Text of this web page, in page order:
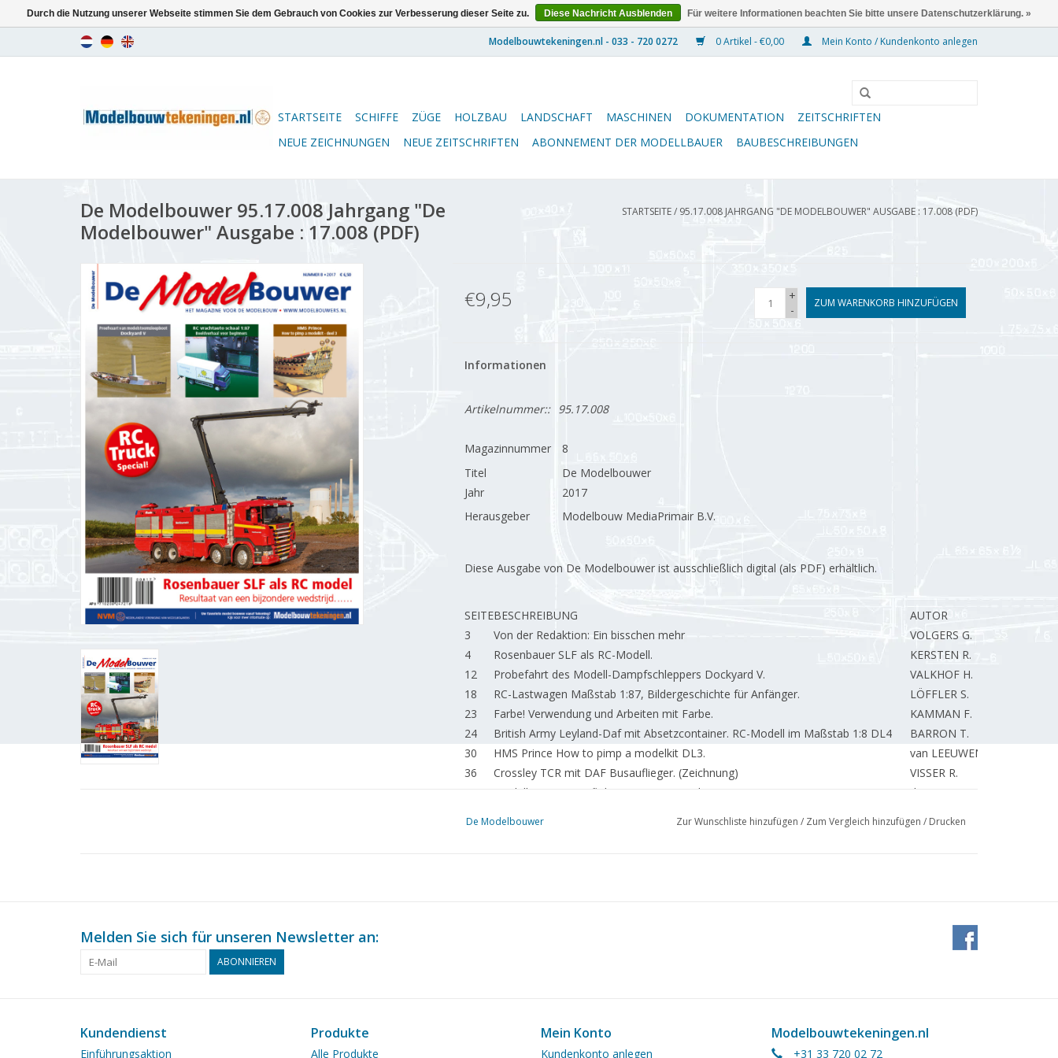
0 Artikel - €0,00 Mein Konto / Kundenkonto anlegen
STARTSEITE SCHIFFE ZÜGE HOLZBAU LANDSCHAFT MASCHINEN DOKUMENTATION
ZEITSCHRIFTEN
NEUE ZEICHNUNGEN
NEUE ZEITSCHRIFTEN ABONNEMENT DER MODELLBAUER BAUBESCHREIBUNGEN
De Modelbouwer 95.17.008 Jahrgang "De
Modelbouwer" Ausgabe : 17.008 (PDF)
STARTSEITE/ 95.17.008 JAHRGANG "DE MODELBOUWER" AUSGABE : 17.008 (PDF)
€9,95
+
-
ZUM WARENKORB HINZUFÜGEN
Informationen
Artikelnummer:: 95.17.008
Magazinnummer
8
Titel
De Modelbouwer
Jahr
2017
Herausgeber
Modelbouw MediaPrimair B.V.
Diese Ausgabe von De Modelbouwer ist ausschließlich digital (als PDF) erhältlich.
SEITEBESCHREIBUNG
AUTOR
3
Von der Redaktion: Ein bisschen mehr
VOLGERS G.
4
Rosenbauer SLF als RC-Modell.
KERSTEN R.
12
Probefahrt des Modell-Dampfschleppers Dockyard V.
VALKHOF H.
18
RC-Lastwagen Maßstab 1:87, Bildergeschichte für Anfänger.
LÖFFLER S.
23
Farbe! Verwendung und Arbeiten mit Farbe.
KAMMAN F.
24
British Army Leyland-Daf mit Absetzcontainer. RC-Modell im Maßstab 1:8 DL4
BARRON T.
30
HMS Prince How to pimp a modelkit DL3.
van LEEUWEN R.
36
Crossley TCR mit DAF Busauflieger. (Zeichnung)
VISSER R.
Modelle von Dampflokomotiven aus Holz.
de WAAL J.
Bau einer 71/4" Dampflokomotive "Württembergische T3" "Everlasting"
KAMMAN F.
PAPENHUIJZEN H.
De Modelbouwer Zur Wunschliste hinzufügen / Zum Vergleich hinzufügen / Drucken
Melden Sie sich für unseren Newsletter an:
ABONNIEREN
Kundendienst
Einführungsaktion
Produkte
Alle Produkte
Mein Konto
Kundenkonto anlegen
Modelbouwtekeningen.nl
+31 33 720 02 72
Durch die Nutzung unserer Webseite stimmen Sie dem Gebrauch von Cookies zur Verbesserung dieser Seite zu. Diese Nachricht Ausblenden Für weitere Informationen beachten Sie bitte unsere Datenschutzerklärung. »